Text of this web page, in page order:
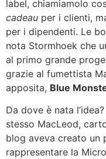
label, chiamiamolo
cadeau per i clienti,
per i dipendenti. Le
nota Stormhoek che
al primo grande
grazie al fumettista
apposita, Blue
Da dove è nata
stesso MacLeod,
blog aveva creato un
rappresentare la